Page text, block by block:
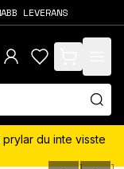
LEVERANS
items in cart,
prylar du inte visste